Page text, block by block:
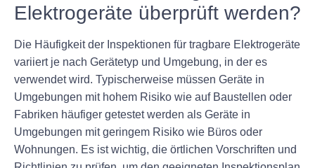
Elektrogeräte überprüft werden?
Die Häufigkeit der Inspektionen für tragbare Elektrogeräte
variiert je nach Gerätetyp und Umgebung, in der es
verwendet wird. Typischerweise müssen Geräte in
Umgebungen mit hohem Risiko wie auf Baustellen oder
Fabriken häufiger getestet werden als Geräte in
Umgebungen mit geringem Risiko wie Büros oder
Wohnungen. Es ist wichtig, die örtlichen Vorschriften und